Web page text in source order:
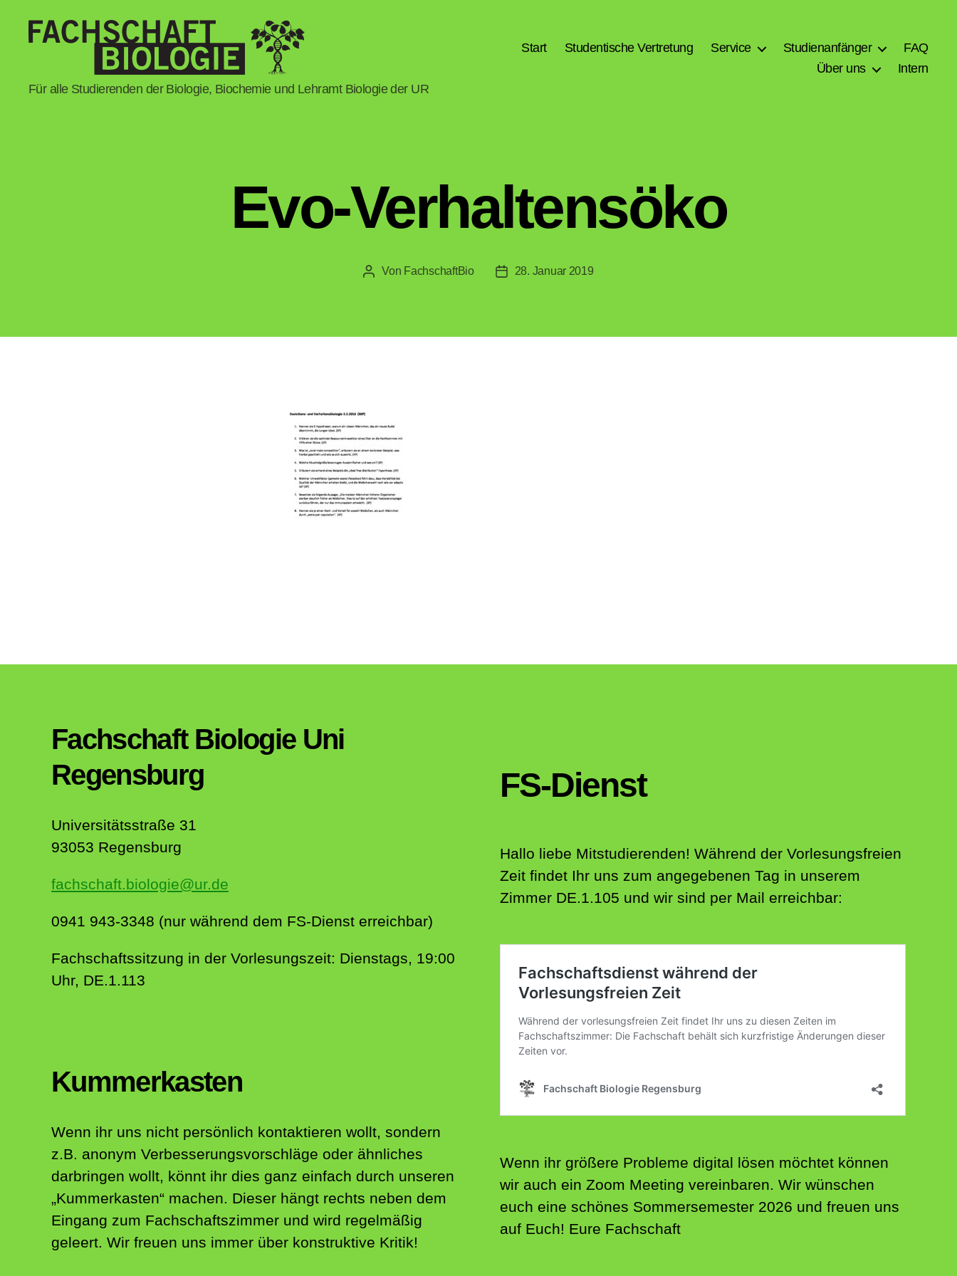
Fachschaft
Biologie
Für alle Studierenden der Biologie, Biochemie und Lehramt Biologie der UR
Start Studentische Vertretung Service Studienanfänger
FAQ
Über uns
Intern
Evo-Verhaltensöko
Beitragsautor
Von FachschaftBio Veröffentlichungsdatum
28. Januar 2019
Fachschaft Biologie Uni
Regensburg
Universitätsstraße 31
93053 Regensburg
fachschaft.biologie@ur.de
0941 943-3348 (nur während dem FS-Dienst erreichbar)
Fachschaftssitzung in der Vorlesungszeit: Dienstags, 19:00
Uhr, DE.1.113
Kummerkasten
Wenn ihr uns nicht persönlich kontaktieren wollt, sondern
z.B. anonym Verbesserungsvorschläge oder ähnliches
darbringen wollt, könnt ihr dies ganz einfach durch unseren
„Kummerkasten“ machen. Dieser hängt rechts neben dem
Eingang zum Fachschaftszimmer und wird regelmäßig
geleert. Wir freuen uns immer über konstruktive Kritik!
FS-Dienst
Hallo liebe Mitstudierenden! Während der Vorlesungsfreien
Zeit findet Ihr uns zum angegebenen Tag in unserem
Zimmer DE.1.105 und wir sind per Mail erreichbar:
Wenn ihr größere Probleme digital lösen möchtet können
wir auch ein Zoom Meeting vereinbaren. Wir wünschen
euch eine schönes Sommersemester 2026 und freuen uns
auf Euch! Eure Fachschaft